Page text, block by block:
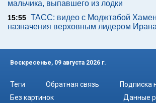
мальчика, выпавшего из лодки
15:55 ТАСС: видео с Моджтабой
назначения верховным лидером Ирана
Воскресенье, 09 августа 2026 г.
Теги Обратная связь
Подписка
Без картинок
Данные